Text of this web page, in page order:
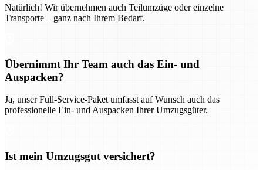
Natürlich! Wir übernehmen auch Teilumzüge oder einzelne
Transporte – ganz nach Ihrem Bedarf.
Übernimmt Ihr Team auch das Ein- und
Auspacken?
Ja, unser Full-Service-Paket umfasst auf Wunsch auch das
professionelle Ein- und Auspacken Ihrer Umzugsgüter.
Ist mein Umzugsgut versichert?